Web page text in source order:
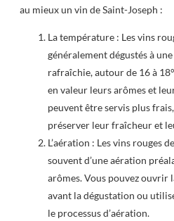
au mieux un vin de Saint-Joseph :
La température : Les vins
généralement dégustés à
rafraîchie, autour de 16 à
en valeur leurs arômes et
peuvent être servis plus
préserver leur fraîcheur et
L’aération : Les vins rouges
souvent d’une aération
arômes. Vous pouvez ouvrir
avant la dégustation ou
le processus d’aération.